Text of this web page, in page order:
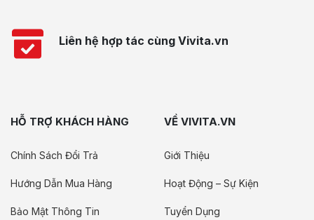
Liên hệ hợp tác cùng Vivita.vn
HỖ TRỢ KHÁCH HÀNG
Chính Sách Đổi Trả
Hướng Dẫn Mua Hàng
Bảo Mật Thông Tin
VỀ VIVITA.VN
Giới Thiệu
Hoạt Động – Sự Kiện
Tuyển Dụng